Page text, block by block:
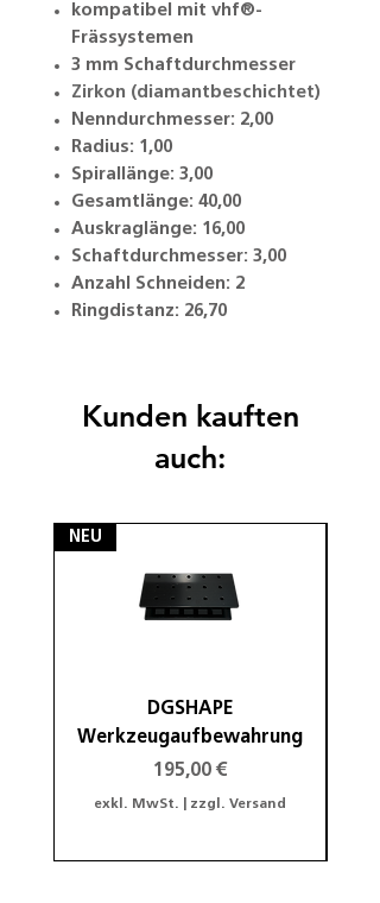
kompatibel mit vhf®-
Frässystemen
3 mm Schaftdurchmesser
Zirkon (diamantbeschichtet)
Nenndurchmesser: 2,00
Radius: 1,00
Spirallänge: 3,00
Gesamtlänge: 40,00
Auskraglänge: 16,00
Schaftdurchmesser: 3,00
Anzahl Schneiden: 2
Ringdistanz: 26,70
Kunden kauften
auch:
NEU
DGSHAPE
Werkzeugaufbewahrung
Preis
195,00 €
exkl. MwSt. zzgl. Versand